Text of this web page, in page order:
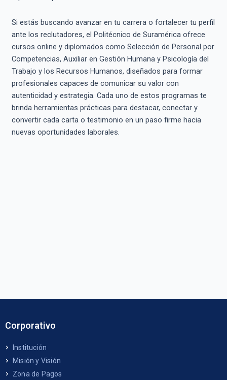
Si estás buscando avanzar en tu carrera o fortalecer tu perfil
ante los reclutadores, el Politécnico de Suramérica ofrece
cursos online y diplomados como Selección de Personal por
Competencias, Auxiliar en Gestión Humana y Psicología del
Trabajo y los Recursos Humanos, diseñados para formar
profesionales capaces de comunicar su valor con
autenticidad y estrategia. Cada uno de estos programas te
brinda herramientas prácticas para destacar, conectar y
convertir cada carta o testimonio en un paso firme hacia
nuevas oportunidades laborales.
Corporativo
Institución
Misión y Visión
Zona de Pagos